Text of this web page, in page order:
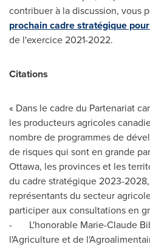
contribuer à la discussion, vous
prochain cadre stratégique
de l'exercice 2021-2022.
Citations
« Dans le cadre du Partenariat
les producteurs agricoles
nombre de programmes de
de risques qui sont en grande
Ottawa, les provinces et les
du cadre stratégique 2023-
représentants du secteur
participer aux consultations en
- L'honorable Marie-Claude
l'Agriculture et de